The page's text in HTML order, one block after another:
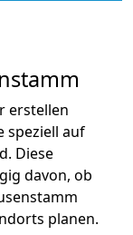
erstellen
speziell auf
Diese
davon, ob
planen.